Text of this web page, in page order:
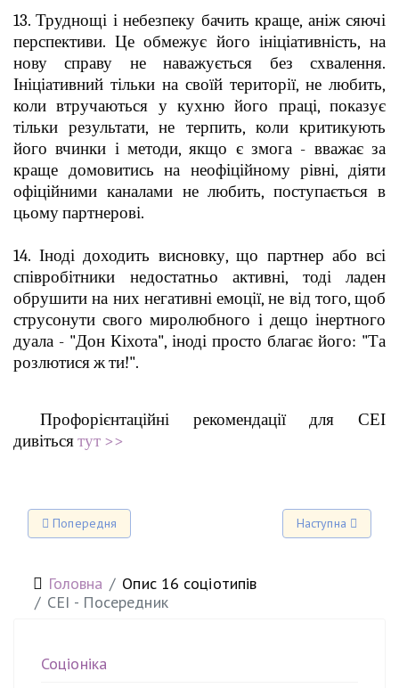
13. Труднощі і небезпеку бачить краще, аніж сяючі
перспективи. Це обмежує його ініціативність, на
нову справу не наважується без схвалення.
Ініціативний тільки на своїй території, не любить,
коли втручаються у кухню його праці, показує
тільки результати, не терпить, коли критикують
його вчинки і методи, якщо є змога - вважає за
краще домовитись на неофіційному рівні, діяти
офіційними каналами не любить, поступається в
цьому партнерові.
14. Іноді доходить висновку, що партнер або всі
співробітники недостатньо активні, тоді ладен
обрушити на них негативні емоції, не від того, щоб
струсонути свого миролюбного і дещо інертного
дуала - "Дон Кіхота", іноді просто благає його: "Та
розлютися ж ти!".
Профорієнтаційні рекомендації для СЕІ
дивітьсятут >>
Попередня стаття: ЕСЕ - Ентузіаст, Продавець
Попередня Наступна стаття:
Наступна
Головна
Опис 16 соціотипів
СЕІ - Посередник
Соціоніка